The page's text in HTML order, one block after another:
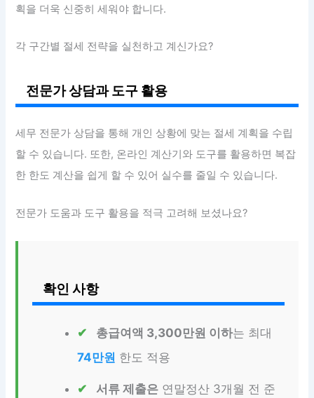
획을 더욱 신중히 세워야 합니다.
각 구간별 절세 전략을 실천하고 계신가요?
전문가 상담과 도구 활용
세무 전문가 상담을 통해 개인 상황에 맞는 절세 계획을 수립
할 수 있습니다. 또한, 온라인 계산기와 도구를 활용하면 복잡
한 한도 계산을 쉽게 할 수 있어 실수를 줄일 수 있습니다.
전문가 도움과 도구 활용을 적극 고려해 보셨나요?
확인 사항
총급여액 3,300만원 이하는 최대
74만원 한도 적용
서류 제출은 연말정산 3개월 전 준